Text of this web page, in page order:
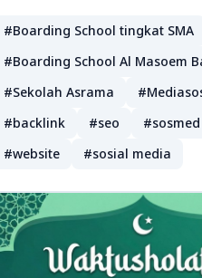
#Boarding School tingkat SMA
#Boarding School Al Masoem
#Sekolah Asrama
#backlink
#seo #sosmed
#website
#sosial media